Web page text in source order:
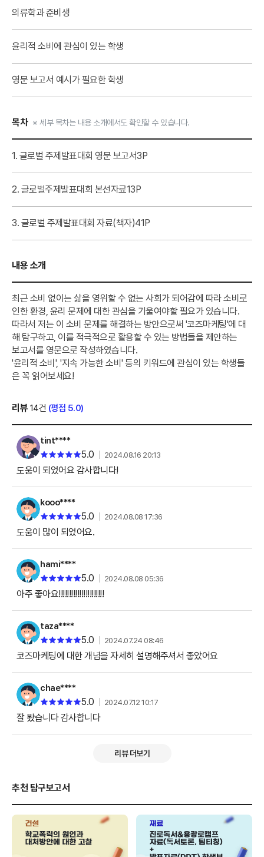
의류학과 준비생
윤리적 소비에 관심이 있는 학생
영문 보고서 예시가 필요한 학생
목차 ※ 세부 목차는 내용 소개에서도 확인할 수 있습니다.
1. 글로벌 주제발표대회 영문 보고서3P
2. 글로벌주제발표대회 본선자료13P
3. 글로벌 주제발표대회 자료(책자)41P
내용 소개
최근 소비 없이는 삶을 영위할 수 없는 사회가 되어감에 따라 소비로
인한 환경, 윤리 문제에 대한 관심을 기울여야할 필요가 있습니다.
따라서 저는 이 소비 문제를 해결하는 방안으로써 '코즈마케팅'에 대
해 탐구하고, 이를 적극적으로 활용할 수 있는 방법들을 제안하는
보고서를 영문으로 작성하였습니다.
'윤리적 소비', '지속 가능한 소비' 등의 키워드에 관심이 있는 학생들
은 꼭 읽어보세요!
리뷰 14건 (평점 5.0)
tint****
5.0 2024.08.16 20:13
도움이 되었어요 감사합니다!
kooo****
5.0 2024.08.08 17:36
도움이 많이 되었어요.
hami****
5.0 2024.08.08 05:36
아주 좋아요!!!!!!!!!!!!!!!!!!!!!!
taza****
5.0 2024.07.24 08:46
코즈마케팅에 대한 개념을 자세히 설명해주셔서 좋았어요
chae****
5.0 2024.07.12 10:17
잘 봤습니다 감사합니다
리뷰 더보기
추천 탐구보고서